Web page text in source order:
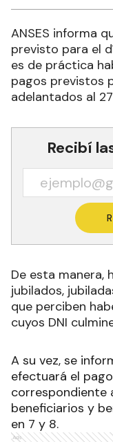
ANSES informa
previsto para el
es de práctica
pagos previstos
adelantados al
Recibí
De esta manera,
jubilados,
que perciben
cuyos DNI
A su vez, se
efectuará el
correspondiente
beneficiarios y
en 7 y 8.
Ads